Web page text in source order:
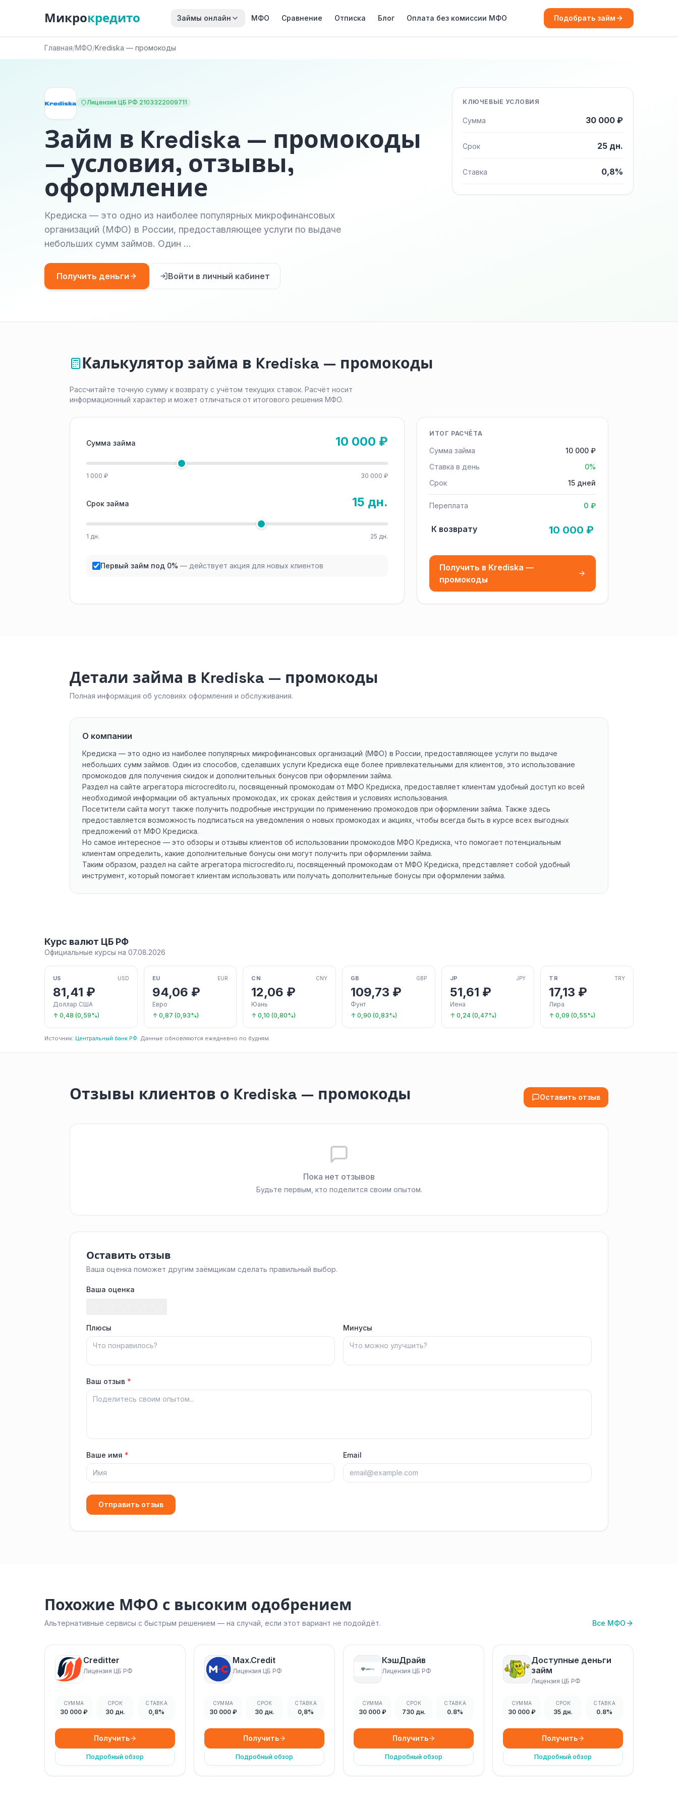
Микрокредито Займы онлайн МФО Сравнение Отписка Блог Оплата без комиссии МФО Подобрать займ
Главная/МФО/Krediska — промокоды
Лицензия ЦБ РФ 2103322009711
Займ в Krediska — промокоды
— условия, отзывы,
оформление
Кредиска — это одно из наиболее популярных микрофинансовых
организаций (МФО) в России, предоставляющее услуги по выдаче
небольших сумм займов. Один …
Получить деньги Войти в личный кабинет
КЛЮЧЕВЫЕ УСЛОВИЯ
Сумма 30 000 ₽
Срок 25 дн.
Ставка 0,8%
Калькулятор займа в Krediska — промокоды
Рассчитайте точную сумму к возврату с учётом текущих ставок. Расчёт носит
информационный характер и может отличаться от итогового решения МФО.
Сумма займа 10 000 ₽
1 000 ₽ 30 000 ₽
Срок займа 15 дн.
1 дн. 25 дн.
Первый займ под 0% — действует акция для новых клиентов
ИТОГ РАСЧЁТА
Сумма займа
10 000 ₽
Ставка в день
0%
Срок
15 дней
Переплата 0 ₽
К возврату 10 000 ₽
Получить в Krediska —
промокоды
Детали займа в Krediska — промокоды
Полная информация об условиях оформления и обслуживания.
О компании
Кредиска — это одно из наиболее популярных микрофинансовых организаций (МФО) в России, предоставляющее услуги по выдаче
небольших сумм займов. Один из способов, сделавших услуги Кредиска еще более привлекательными для клиентов, это использование
промокодов для получения скидок и дополнительных бонусов при оформлении займа.
Раздел на сайте агрегатора microcredito.ru, посвященный промокодам от МФО Кредиска, предоставляет клиентам удобный доступ ко всей
необходимой информации об актуальных промокодах, их сроках действия и условиях использования.
Посетители сайта могут также получить подробные инструкции по применению промокодов при оформлении займа. Также здесь
предоставляется возможность подписаться на уведомления о новых промокодах и акциях, чтобы всегда быть в курсе всех выгодных
предложений от МФО Кредиска.
Но самое интересное — это обзоры и отзывы клиентов об использовании промокодов МФО Кредиска, что помогает потенциальным
клиентам определить, какие дополнительные бонусы они могут получить при оформлении займа.
Таким образом, раздел на сайте агрегатора microcredito.ru, посвященный промокодам от МФО Кредиска, представляет собой удобный
инструмент, который помогает клиентам использовать или получать дополнительные бонусы при оформлении займа.
Курс валют ЦБ РФ
Официальные курсы на 07.08.2026
US USD
81,41 ₽
Доллар США
↑ 0,48 (0,59%)
EU EUR
94,06 ₽
Евро
↑ 0,87 (0,93%)
CN CNY
12,06 ₽
Юань
↑ 0,10 (0,80%)
GB GBP
109,73 ₽
Фунт
↑ 0,90 (0,83%)
JP JPY
51,61 ₽
Иена
↑ 0,24 (0,47%)
TR TRY
17,13 ₽
Лира
↑ 0,09 (0,55%)
Источник: Центральный банк РФ. Данные обновляются ежедневно по будням.
Отзывы клиентов о Krediska — промокоды Оставить отзыв
Пока нет отзывов
Будьте первым, кто поделится своим опытом.
Оставить отзыв
Ваша оценка поможет другим заёмщикам сделать правильный выбор.
Ваша оценка
Плюсы Минусы
Ваш отзыв *
Ваше имя * Email
Отправить отзыв
Похожие МФО с высоким одобрением
Альтернативные сервисы с быстрым решением — на случай, если этот вариант не подойдёт. Все МФО
Creditter
Лицензия ЦБ РФ
СУММА
30 000 ₽
СРОК
30 дн.
СТАВКА
0,8%
Получить
Подробный обзор
Max.Credit
Лицензия ЦБ РФ
СУММА
30 000 ₽
СРОК
30 дн.
СТАВКА
0,8%
Получить
Подробный обзор
КэшДрайв
Лицензия ЦБ РФ
СУММА
30 000 ₽
СРОК
730 дн.
СТАВКА
0.8%
Получить
Подробный обзор
Доступные деньги
займ
Лицензия ЦБ РФ
СУММА
30 000 ₽
СРОК
35 дн.
СТАВКА
0.8%
Получить
Подробный обзор